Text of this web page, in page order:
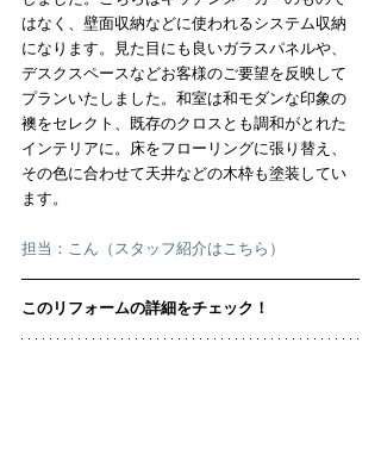
はなく、壁面収納などに使われるシステム収納
になります。見た目にも良いガラスパネルや、
デスクスペースなどお客様のご要望を反映して
プランいたしました。和室は和モダンな印象の
襖をセレクト、既存のクロスとも調和がとれた
インテリアに。床をフローリングに張り替え、
その色に合わせて天井などの木枠も塗装してい
ます。
担当： こん（スタッフ紹介はこちら）
このリフォームの詳細をチェック！